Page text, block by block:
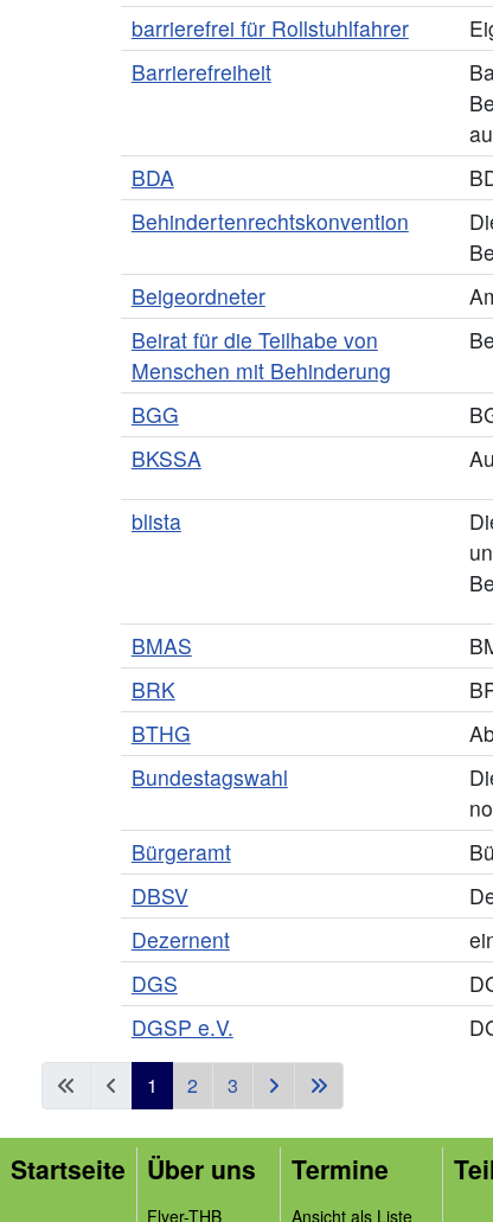
barrierefrei für Rollstuhlfahrer
Barrierefreiheit
BDA
Behindertenrechtskonvention
Beigeordneter
Beirat für die Teilhabe von
Menschen mit Behinderung
BGG
BKSSA
blista
BMAS
BRK
BTHG
Bundestagswahl
Bürgeramt
DBSV
Dezernent
DGS
DGSP e.V.
1 2 3
Startseite Über uns
Flyer-THB
Termine
Ansicht als Liste